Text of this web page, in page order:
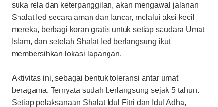
suka rela dan keterpanggilan, akan mengawal jalanan
Shalat Ied secara aman dan lancar, melalui aksi kecil
mereka, berbagi koran gratis untuk setiap saudara Umat
Islam, dan setelah Shalat Ied berlangsung ikut
membersihkan lokasi lapangan.
Aktivitas ini, sebagai bentuk toleransi antar umat
beragama. Ternyata sudah berlangsung sejak 5 tahun.
Setiap pelaksanaan Shalat Idul Fitri dan Idul Adha,